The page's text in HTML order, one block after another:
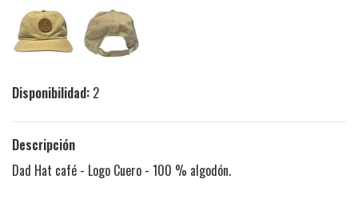
Disponibilidad: 2
Descripción
Dad Hat café - Logo Cuero - 100 % algodón.